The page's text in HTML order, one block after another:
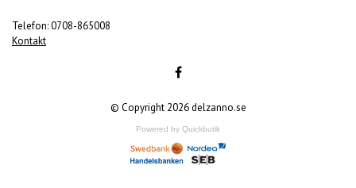
Telefon: 0708-865008
Kontakt
© Copyright 2026 delzanno.se
Powered by Quickbutik